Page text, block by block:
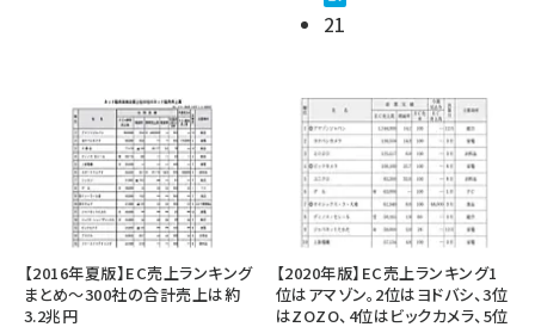
21
【2016年夏版】EC売上ランキング
まとめ～300社の合計売上は約
3.2兆円
【2020年版】EC売上ランキング1
位はアマゾン。2位はヨドバシ、3位
はZOZO、4位はビックカメラ、5位